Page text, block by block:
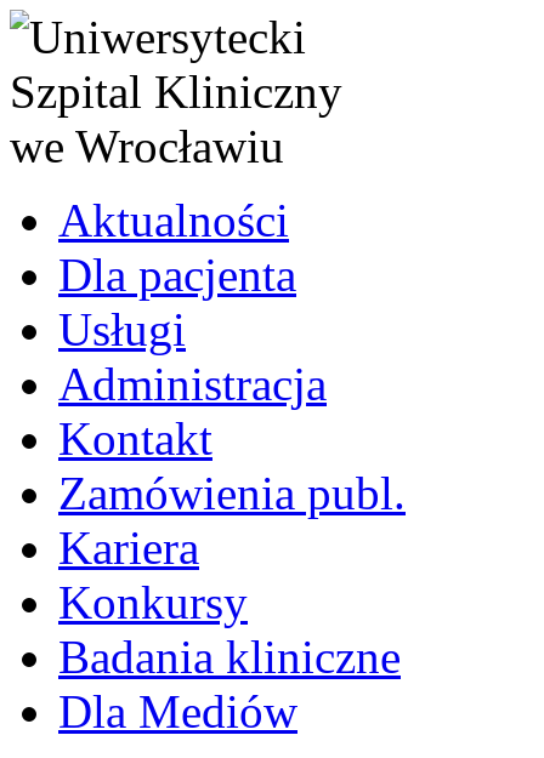
Aktualności
Dla pacjenta
Usługi
Administracja
Kontakt
Zamówienia publ.
Kariera
Konkursy
Badania kliniczne
Dla Mediów